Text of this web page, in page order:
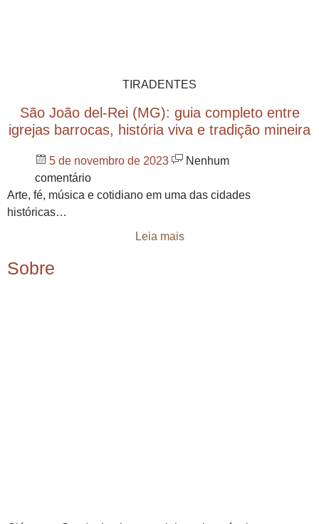
TIRADENTES
São João del-Rei (MG): guia completo entre
igrejas barrocas, história viva e tradição mineira
5 de novembro de 2023
Nenhum
comentário
Arte, fé, música e cotidiano em uma das cidades
históricas…
Leia mais
Sobre